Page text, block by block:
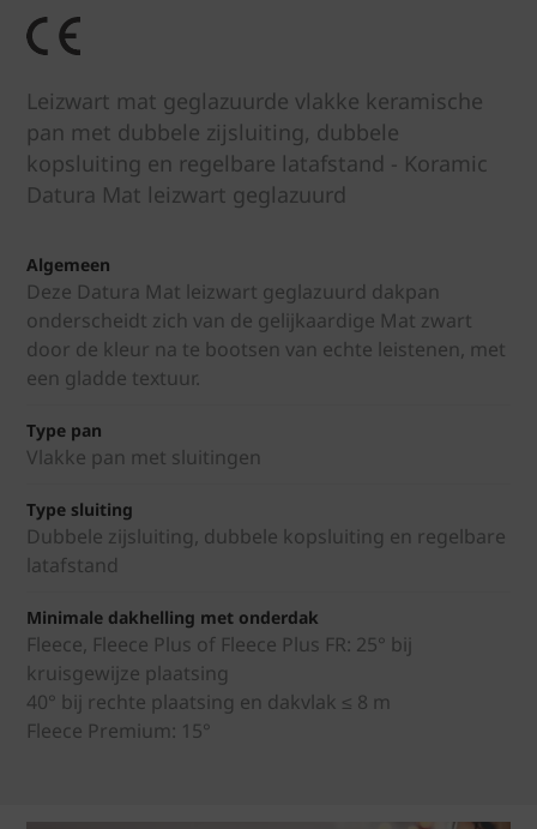
Leizwart mat geglazuurde vlakke keramische
pan met dubbele zijsluiting, dubbele
kopsluiting en regelbare latafstand - Koramic
Datura Mat leizwart geglazuurd
Algemeen
Deze Datura Mat leizwart geglazuurd dakpan
onderscheidt zich van de gelijkaardige Mat zwart
door de kleur na te bootsen van echte leistenen, met
een gladde textuur.
Type pan
Vlakke pan met sluitingen
Type sluiting
Dubbele zijsluiting, dubbele kopsluiting en regelbare
latafstand
Minimale dakhelling met onderdak
Fleece, Fleece Plus of Fleece Plus FR: 25° bij
kruisgewijze plaatsing
40° bij rechte plaatsing en dakvlak ≤ 8 m
Fleece Premium: 15°